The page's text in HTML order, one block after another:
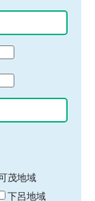
茂地域
下呂地域